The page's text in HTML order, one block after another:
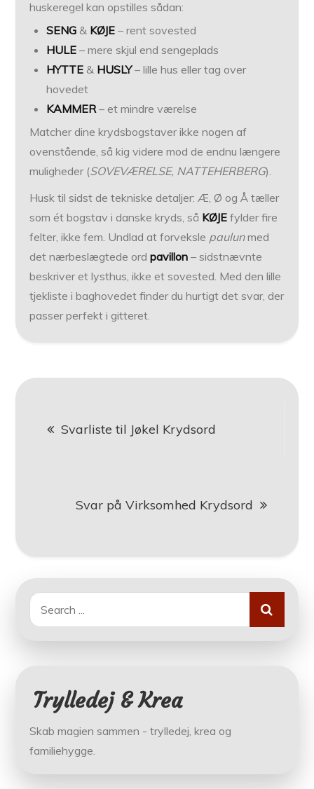
huskeregel kan opstilles sådan:
SENG & KØJE – rent sovested
HULE – mere skjul end sengeplads
HYTTE & HUSLY– lille hus eller tag over
hovedet
KAMMER – et mindre værelse
Matcher dine krydsbogstaver ikke nogen af
ovenstående, så kig videre mod de endnu længere
muligheder (SOVEVÆRELSE, NATTEHERBERG).
Husk til sidst de tekniske detaljer: Æ, Ø og Å tæller
som ét bogstav i danske kryds, så KØJE fylder fire
felter, ikke fem. Undlad at forveksle paulunmed
det nærbeslægtede ordpavillon – sidstnævnte
beskriver et lysthus, ikke et sovested. Med den lille
tjekliste i baghovedet finder du hurtigt det svar, der
passer perfekt i gitteret.
Svarliste til Jøkel Krydsord
Svar på Virksomhed Krydsord
Search
for:
Trylledej & Krea
Skab magien sammen - trylledej, krea og
familiehygge.